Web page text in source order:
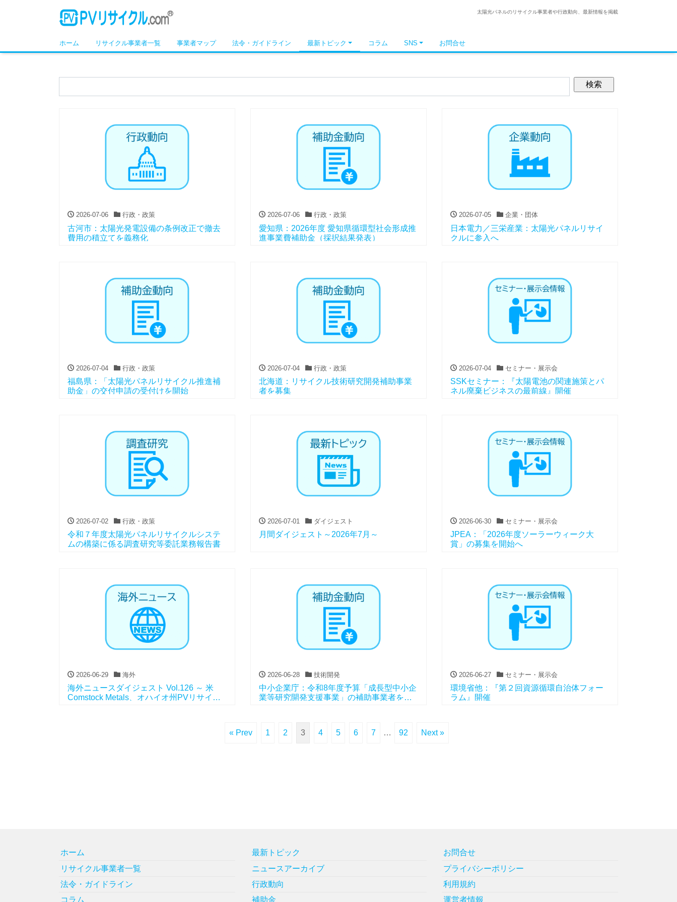
太陽光パネルのリサイクル事業者や行政動向、最新情報を掲載
ホーム リサイクル事業者一覧 事業者マップ 法令・ガイドライン 最新トピック コラム SNS お問合せ
2026-07-06 行政・政策
古河市：太陽光発電設備の条例改正で撤去
費用の積立てを義務化
2026-07-06 行政・政策
愛知県：2026年度 愛知県循環型社会形成推
進事業費補助金（採択結果発表）
2026-07-05 企業・団体
日本電力／三栄産業：太陽光パネルリサイ
クルに参入へ
2026-07-04 行政・政策
福島県：「太陽光パネルリサイクル推進補
助金」の交付申請の受付けを開始
2026-07-04 行政・政策
北海道：リサイクル技術研究開発補助事業
者を募集
2026-07-04 セミナー・展示会
SSKセミナー：『太陽電池の関連施策とパ
ネル廃棄ビジネスの最前線』開催
2026-07-02 行政・政策
令和７年度太陽光パネルリサイクルシステ
ムの構築に係る調査研究等委託業務報告書
2026-07-01 ダイジェスト
月間ダイジェスト～2026年7月～
2026-06-30 セミナー・展示会
JPEA：「2026年度ソーラーウィーク大
賞」の募集を開始へ
2026-06-29 海外
海外ニュースダイジェスト Vol.126 ～ 米
Comstock Metals、オハイオ州PVリサイク
2026-06-28 技術開発
中小企業庁：令和8年度予算「成長型中小企
業等研究開発支援事業」の補助事業者を採
2026-06-27 セミナー・展示会
環境省他：『第２回資源循環自治体フォー
ラム』開催
« Prev 1 2 3 4 5 6 7 … 92 Next »
ホーム
リサイクル事業者一覧
法令・ガイドライン
コラム
最新トピック
ニュースアーカイブ
行政動向
補助金
お問合せ
プライバシーポリシー
利用規約
運営者情報